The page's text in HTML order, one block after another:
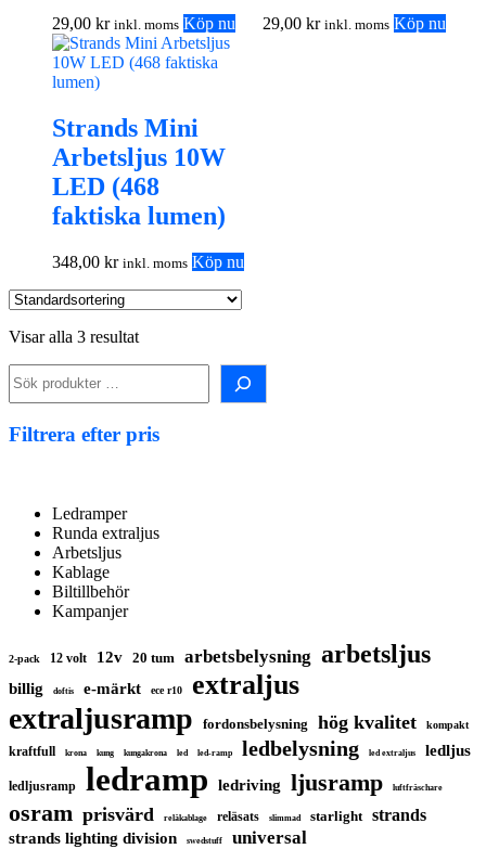
29,00 kr inkl. moms Köp nu 29,00kr inkl. moms Köp nu
Strands Mini
Arbetsljus 10W
LED (468
faktiska lumen)
348,00 kr inkl. moms Köp nu
Visar alla 3 resultat
Filtrera efter pris
Ledramper
Runda extraljus
Arbetsljus
Kablage
Biltillbehör
Kampanjer
2-pack 12 volt 12v 20 tum arbetsbelysning arbetsljus
billig doftis e-märkt ece r10 extraljus
extraljusramp fordonsbelysning hög kvalitet kompakt
kraftfull krona kung kungakrona led led-ramp ledbelysning led extraljus ledljus
ledljusramp ledramp ledriving ljusramp luftfräschare
osram prisvärd reläkablage reläsats slimmad starlight strands
strands lighting division swedstuff universal